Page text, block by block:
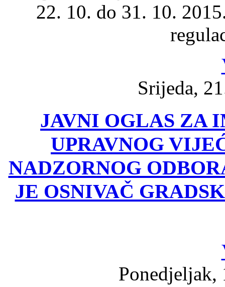
22. 10. do 31. 10.
Srijeda,
JAVNI OGLAS ZA
UPRAVNOG
NADZORNOG
JE OSNIVAČ
Ponedjeljak,